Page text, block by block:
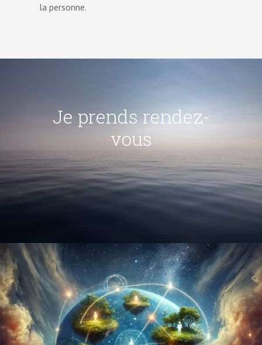
la personne.
Je prends rendez-
vous